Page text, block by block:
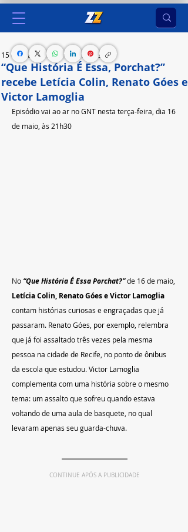
“Que História É Essa, Porchat?”
recebe Letícia Colin, Renato Góes e
Victor Lamoglia
15 de mai. de 2023 2 min de leitura
Episódio vai ao ar no GNT nesta terça-feira, dia 16
de maio, às 21h30
No “Que História É Essa Porchat?” de 16 de maio,
Letícia Colin, Renato Góes e Victor Lamoglia
contam histórias curiosas e engraçadas que já
passaram. Renato Góes, por exemplo, relembra
que já foi assaltado três vezes pela mesma
pessoa na cidade de Recife, no ponto de ônibus
da escola que estudou. Victor Lamoglia
complementa com uma história sobre o mesmo
tema: um assalto que sofreu quando estava
voltando de uma aula de basquete, no qual
levaram apenas seu guarda-chuva.
CONTINUE APÓS A PUBLICIDADE